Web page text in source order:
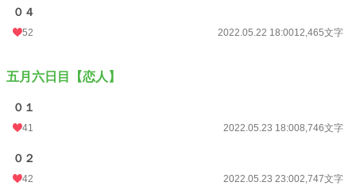
０４
52 2022.05.22 18:0012,465文字
五月六日目【恋人】
０１
41 2022.05.23 18:008,746文字
０２
42 2022.05.23 23:002,747文字